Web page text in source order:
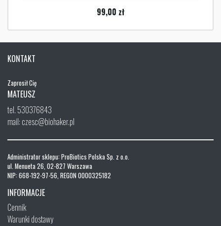
99,00 zł
KONTAKT
Zaprosił Cię
MATEUSZ
tel. 530376843
mail: czesc@biohaker.pl
Administrator sklepu: ProBiotics Polska Sp. z o.o.
ul. Menueta 26, 02-827 Warszawa
NIP: 668-192-97-56, REGON 0000325182
INFORMACJE
Cennik
Warunki dostawy